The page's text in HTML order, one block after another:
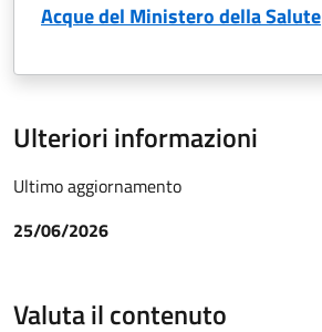
Acque del Ministero della Salute
Ulteriori informazioni
Ultimo aggiornamento
25/06/2026
Valuta il contenuto